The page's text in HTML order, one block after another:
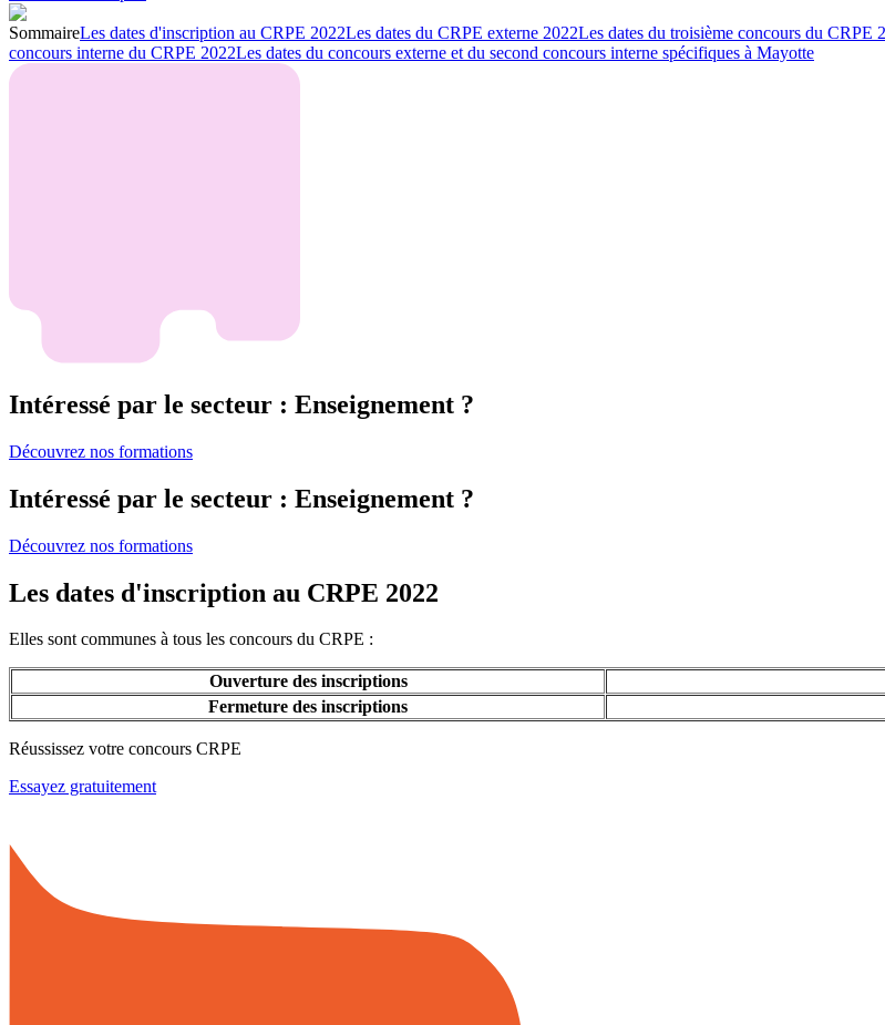
SommaireLes dates d'inscription au CRPE 2022Les dates du CRPE externe 2022Les dates du troisième concours du CRPE
concours interne du CRPE 2022Les dates du concours externe et du second concours interne spécifiques à Mayotte
Intéressé par le secteur : Enseignement ?
Découvrez nos formations
Intéressé par le secteur : Enseignement ?
Découvrez nos formations
Les dates d'inscription au CRPE 2022
Elles sont communes à tous les concours du CRPE :
Ouverture des inscriptions
Fermeture des inscriptions
Réussissez votre concours CRPE
Essayez gratuitement